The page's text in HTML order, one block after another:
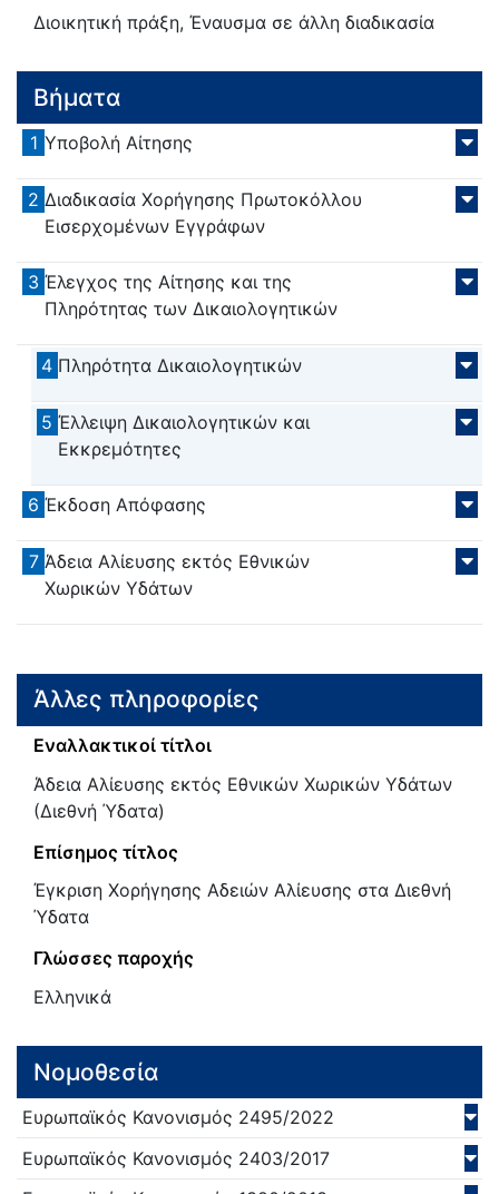
Διοικητική πράξη, Έναυσμα σε άλλη διαδικασία
Βήματα
1 Υποβολή Αίτησης
2 Διαδικασία Χορήγησης Πρωτοκόλλου
Εισερχομένων Εγγράφων
3 Έλεγχος της Αίτησης και της
Πληρότητας των Δικαιολογητικών
4 Πληρότητα Δικαιολογητικών
5 Έλλειψη Δικαιολογητικών και
Εκκρεμότητες
6 Έκδοση Απόφασης
7 Άδεια Αλίευσης εκτός Εθνικών
Χωρικών Υδάτων
Άλλες πληροφορίες
Εναλλακτικοί τίτλοι
Άδεια Αλίευσης εκτός Εθνικών Χωρικών Υδάτων
(Διεθνή Ύδατα)
Επίσημος τίτλος
Έγκριση Χορήγησης Αδειών Αλίευσης στα Διεθνή
Ύδατα
Γλώσσες παροχής
Ελληνικά
Νομοθεσία
Ευρωπαϊκός Κανονισμός 2495/2022
Ευρωπαϊκός Κανονισμός 2403/2017